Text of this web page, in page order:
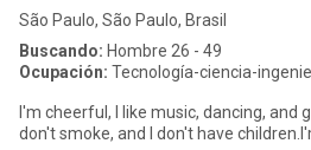
São Paulo, São Paulo, Brasil
Buscando: Hombre 26 - 49
Ocupación: Tecnología-ciencia-
I'm cheerful, I like music, dancing, and
don't smoke, and I don't have